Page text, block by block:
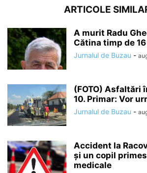
ARTICOLE
A murit Radu
Cătina timp de
Jurnalul de Buzau -
(FOTO) Asfaltări
10. Primar: Vor
Jurnalul de Buzau -
Accident la
și un copil
medicale